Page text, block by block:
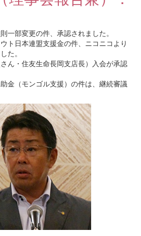
一部変更の件、承認されました。
ト日本連盟支援金の件、ニコニコより
た。
ん・住友生命長岡支店長）入会が承認
金（モンゴル支援）の件は、継続審議